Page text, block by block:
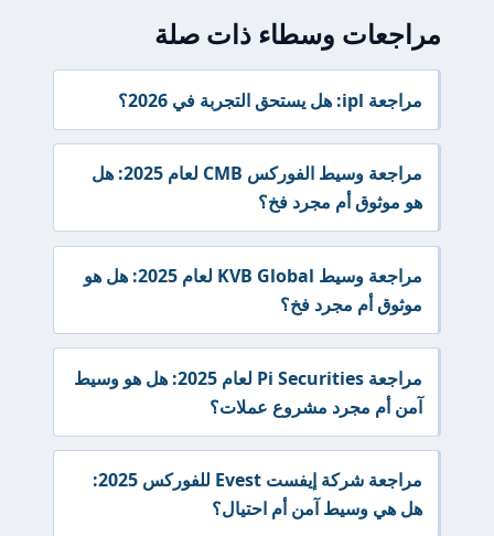
مراجعات وسطاء ذات صلة
مراجعة ipl: هل يستحق التجربة في 2026؟
مراجعة وسيط الفوركس CMB لعام 2025: هل
هو موثوق أم مجرد فخ؟
مراجعة وسيط KVB Global لعام 2025: هل هو
موثوق أم مجرد فخ؟
مراجعة Pi Securities لعام 2025: هل هو وسيط
آمن أم مجرد مشروع عملات؟
مراجعة شركة إيفست Evest للفوركس 2025:
هل هي وسيط آمن أم احتيال؟